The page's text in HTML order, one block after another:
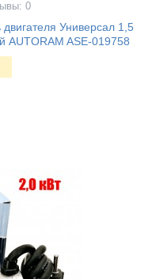
0
двигателя Универсал 1,5
AUTORAM ASE-019758